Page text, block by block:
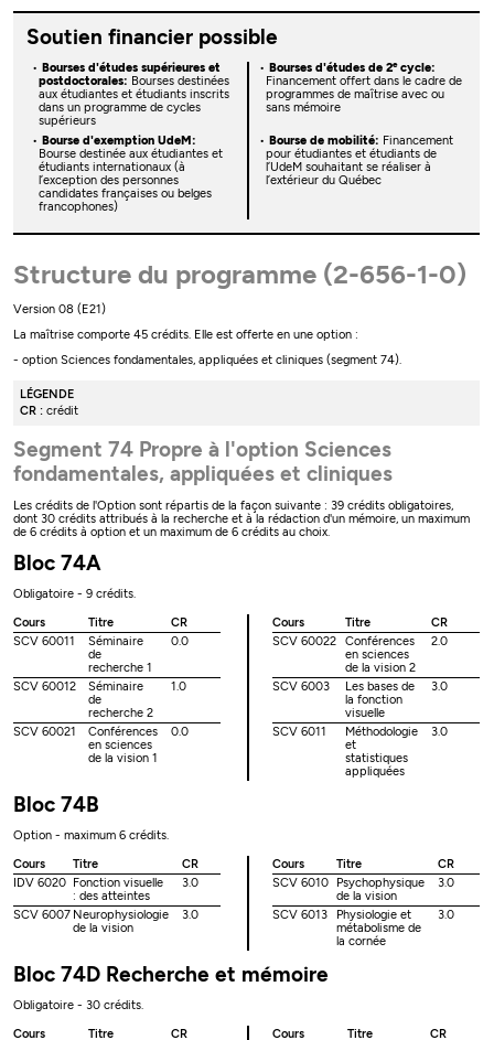
Soutien financier possible
Bourses d'études supérieures et
postdoctorales: Bourses destinées
aux étudiantes et étudiants inscrits
dans un programme de cycles
supérieurs
Bourses d'études de 2ecycle:
Financement offert dans le cadre de
programmes de maîtrise avec ou
sans mémoire
Bourse d'exemption UdeM:
Bourse destinée aux étudiantes et
étudiants internationaux (à
l’exception des personnes
candidates françaises ou belges
francophones)
Bourse de mobilité: Financement
pour étudiantes et étudiants de
l’UdeM souhaitant se réaliser à
l’extérieur du Québec
Structure du programme (2-656-1-0)
Version 08 (E21)
La maîtrise comporte 45 crédits. Elle est offerte en une option :
- option Sciences fondamentales, appliquées et cliniques (segment 74).
LÉGENDE
CR : crédit
Segment 74 Propre à l'option Sciences
fondamentales, appliquées et cliniques
Les crédits de l'Option sont répartis de la façon suivante : 39 crédits obligatoires,
dont 30 crédits attribués à la recherche et à la rédaction d'un mémoire, un maximum
de 6 crédits à option et un maximum de 6 crédits au choix.
Bloc 74A
Obligatoire - 9 crédits.
Cours
Titre
CR
SCV 60011
Séminaire
de
recherche 1
0.0
SCV 60012
Séminaire
de
recherche 2
1.0
SCV 60021
Conférences
en sciences
de la vision 1
0.0
Cours Titre
CR
SCV 60022
Conférences
en sciences
de la vision 2
2.0
SCV 6003
Les bases de
la fonction
visuelle
3.0
SCV 6011
Méthodologie
et
statistiques
appliquées
3.0
Bloc 74B
Option - maximum 6 crédits.
Cours
Titre
CR
IDV 6020 Fonction visuelle
: des atteintes
3.0
SCV 6007 Neurophysiologie
de la vision
3.0
Cours Titre
CR
SCV 6010
Psychophysique
de la vision
3.0
SCV 6013
Physiologie et
métabolisme de
la cornée
3.0
Bloc 74D Recherche et mémoire
Obligatoire - 30 crédits.
Cours
Titre CR Cours Titre CR